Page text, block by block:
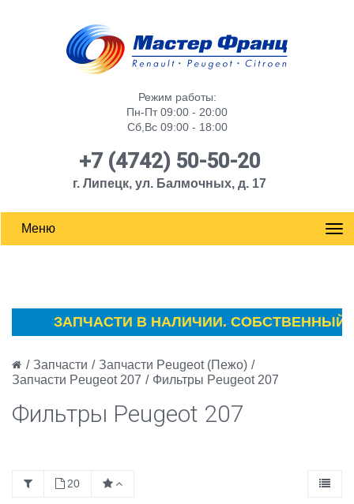
Режим работы:
Пн-Пт 09:00 - 20:00
Сб,Вс 09:00 - 18:00
+7 (4742) 50-50-20
г. Липецк, ул. Балмочных, д. 17
Меню
ЗАПЧАСТИ В НАЛИЧИИ. СОБСТВЕННЫЙ
/ Запчасти / Запчасти Peugeot (Пежо) /
Запчасти Peugeot 207 / Фильтры Peugeot 207
Фильтры Peugeot 207
20